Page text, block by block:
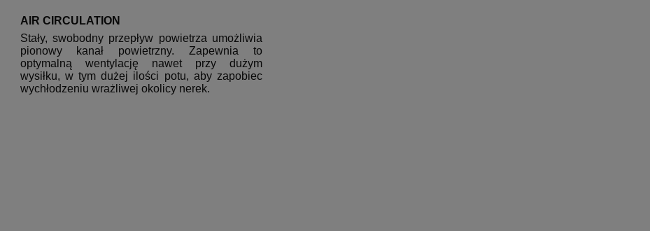
AIR CIRCULATION
Stały, swobodny przepływ powietrza umożliwia
pionowy kanał powietrzny. Zapewnia to
optymalną wentylację nawet przy dużym
wysiłku, w tym dużej ilości potu, aby zapobiec
wychłodzeniu wrażliwej okolicy nerek.